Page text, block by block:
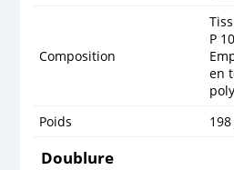
Composition
P
en
Poids
Doublure